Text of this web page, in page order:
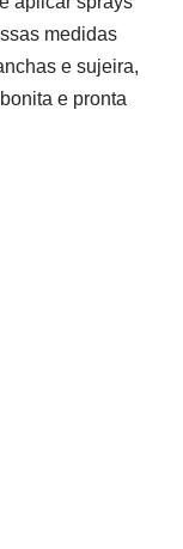
medidas
e sujeira,
e pronta